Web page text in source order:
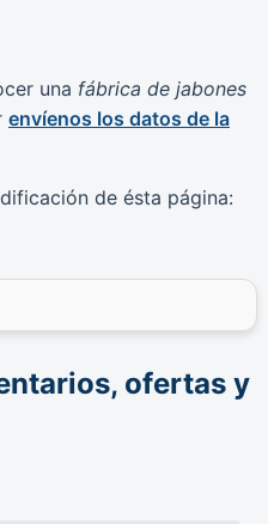
una fábrica de jabones
envíenos los datos de la
de ésta página:
ofertas y